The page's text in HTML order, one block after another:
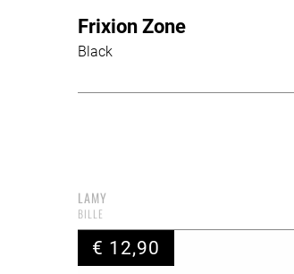
Frixion Zone
Black
LAMY
BILLE
€ 12,90